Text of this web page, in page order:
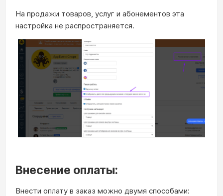
На продажи товаров, услуг и абонементов эта
настройка не распространяется.
Внесение оплаты:
Внести оплату в заказ можно двумя способами: